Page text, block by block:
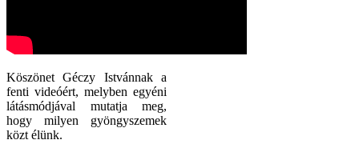
Köszönet Géczy Istvánnak a
fenti videóért, melyben egyéni
látásmódjával mutatja meg,
hogy milyen gyöngyszemek
közt élünk.